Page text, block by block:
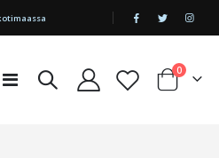
|
Toggle
Cart
0tuotetta